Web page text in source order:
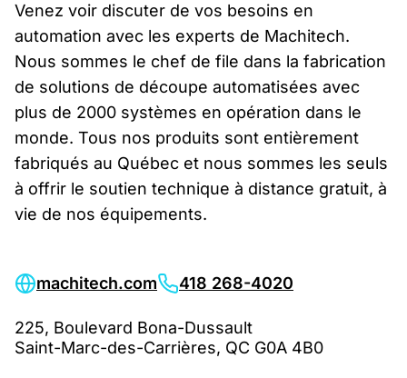
Venez voir discuter de vos besoins en
automation avec les experts de Machitech.
Nous sommes le chef de file dans la fabrication
de solutions de découpe automatisées avec
plus de 2000 systèmes en opération dans le
monde. Tous nos produits sont entièrement
fabriqués au Québec et nous sommes les seuls
à offrir le soutien technique à distance gratuit, à
vie de nos équipements.
machitech.com 418 268-4020
225, Boulevard Bona-Dussault
Saint-Marc-des-Carrières, QC G0A 4B0